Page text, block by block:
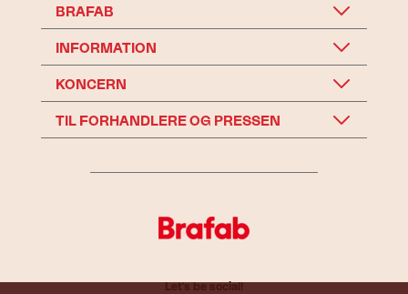
BRAFAB
INFORMATION
KONCERN
TIL FORHANDLERE OG PRESSEN
Let's be social!